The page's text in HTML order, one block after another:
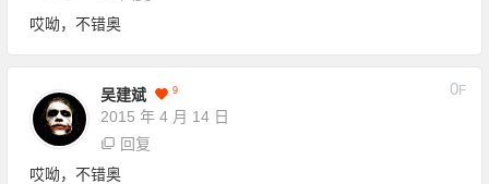
哎呦，不错奥
吴建斌 9
2015 年 4 月 14 日
0F
回复
哎呦，不错奥